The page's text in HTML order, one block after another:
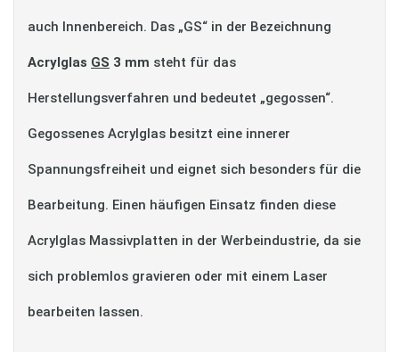
auch Innenbereich. Das „GS“ in der Bezeichnung
Acrylglas GS 3 mm steht für das
Herstellungsverfahren und bedeutet „gegossen“.
Gegossenes Acrylglas besitzt eine innerer
Spannungsfreiheit und eignet sich besonders für die
Bearbeitung. Einen häufigen Einsatz finden diese
Acrylglas Massivplatten in der Werbeindustrie, da sie
sich problemlos gravieren oder mit einem Laser
bearbeiten lassen.